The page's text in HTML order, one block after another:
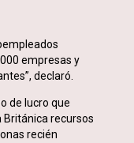
empresas y
declaró.
de lucro que
Británica recursos
recién